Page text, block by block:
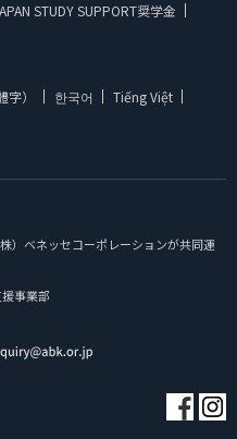
STUDY SUPPORT奨学金
） 한국어
Tiếng Việt
）ベネッセコーポレーションが共同運
事業部